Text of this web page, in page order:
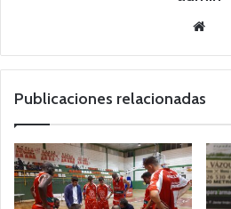
we
Publicaciones relacionadas